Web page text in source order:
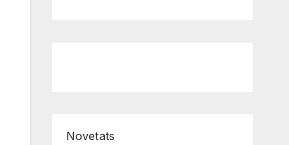
Novetats